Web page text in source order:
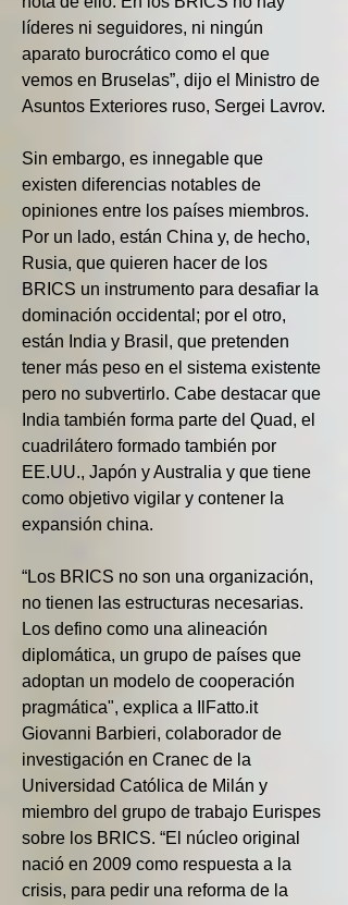
líderes ni seguidores, ni ningún
aparato burocrático como el que
vemos en Bruselas”, dijo el Ministro de
Asuntos Exteriores ruso, Sergei Lavrov.
Sin embargo, es innegable que
existen diferencias notables de
opiniones entre los países miembros.
Por un lado, están China y, de hecho,
Rusia, que quieren hacer de los
BRICS un instrumento para desafiar la
dominación occidental; por el otro,
están India y Brasil, que pretenden
tener más peso en el sistema existente
pero no subvertirlo. Cabe destacar que
India también forma parte del Quad, el
cuadrilátero formado también por
EE.UU., Japón y Australia y que tiene
como objetivo vigilar y contener la
expansión china.
“Los BRICS no son una organización,
no tienen las estructuras necesarias.
Los defino como una alineación
diplomática, un grupo de países que
adoptan un modelo de cooperación
pragmática", explica a IlFatto.it
Giovanni Barbieri, colaborador de
investigación en Cranec de la
Universidad Católica de Milán y
miembro del grupo de trabajo Eurispes
sobre los BRICS. “El núcleo original
nació en 2009 como respuesta a la
crisis, para pedir una reforma de la